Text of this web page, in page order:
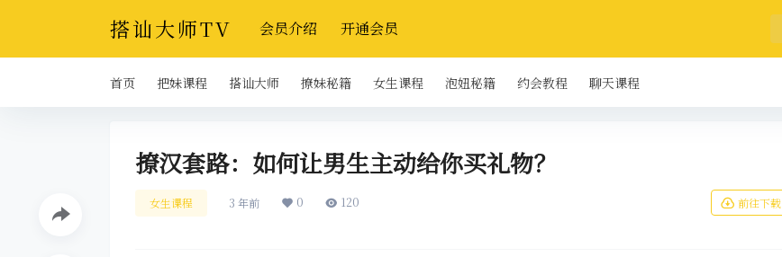
搭讪大师TV 会员介绍 开通会员
首页 把妹课程 搭讪大师 撩妹秘籍 女生课程 泡妞秘籍 约会教程 聊天课程
撩汉套路：如何让男生主动给你买礼物？
女生课程 3 年前 0 120 前往下载